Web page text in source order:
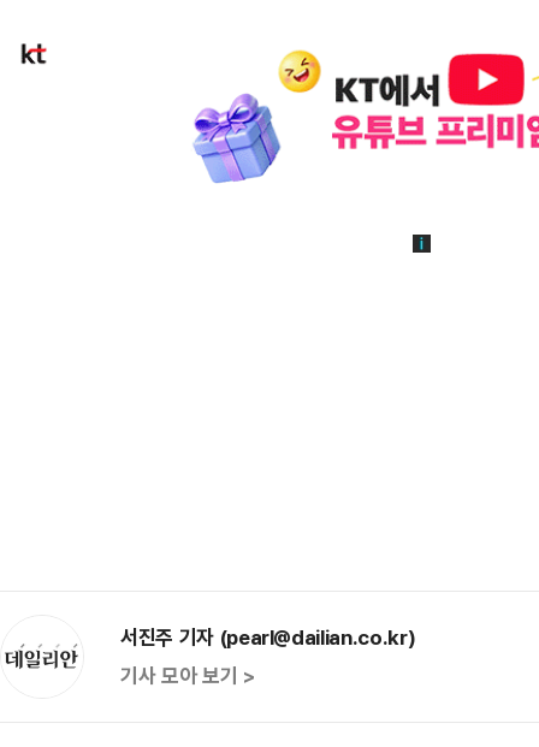
서진주 기자 (pearl@dailian.co.kr)
기사 모아 보기 >